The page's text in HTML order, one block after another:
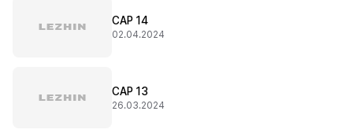
CAP 14
02.04.2024
CAP 13
26.03.2024